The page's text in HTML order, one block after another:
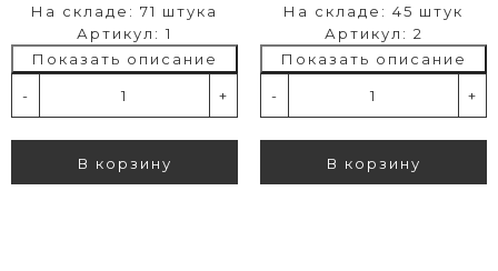
На складе: 71 штука
Артикул: 1
Показать описание
- +
В корзину
На складе: 45 штук
Артикул: 2
Показать описание
- +
В корзину